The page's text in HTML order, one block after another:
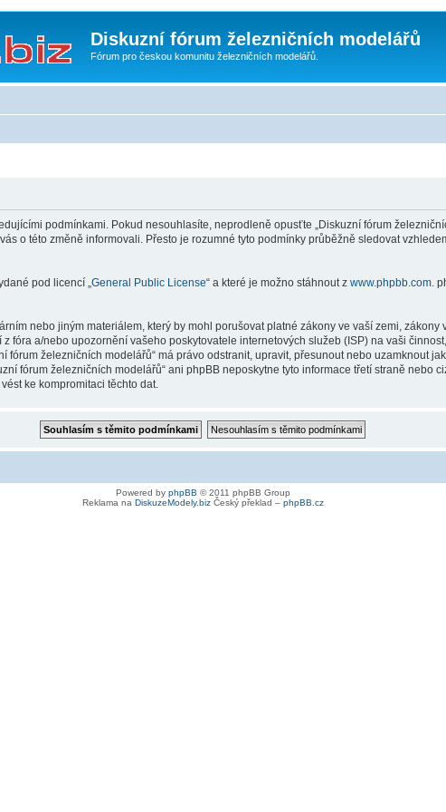
Diskuzní fórum železničních modelářů
Fórum pro českou komunitu železničních modelářů.
podmínkami. Pokud nesouhlasíte, neprodleně opusťte „Diskuzní fórum
o této změně informovali. Přesto je rozumné tyto podmínky průběžně sledovat
pod licencí „General Public License“ a které je možno stáhnout z www.phpbb.com.
nebo jiným materiálem, který by mohl porušovat platné zákony ve vaší zemi,
fóra a/nebo upozornění vašeho poskytovatele internetových služeb (ISP) na vaši
železničních modelářů“ má právo odstranit, upravit, přesunout nebo uzamknout
fórum železničních modelářů“ ani phpBB neposkytne tyto informace třetí straně nebo
ke kompromitaci těchto dat.
Powered by phpBB © 2011 phpBB Group
Reklama na DiskuzeModely.bizČeský překlad – phpBB.cz